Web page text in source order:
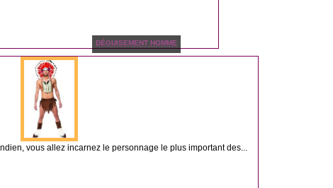
DÉGUISEMENT HOMME
vous allez incarnez le personnage le plus important des...